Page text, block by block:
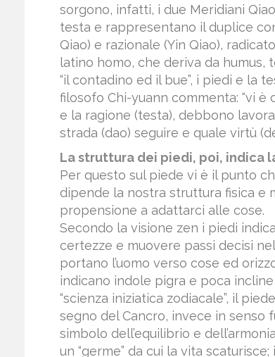
sorgono, infatti, i due Meridiani
testa e rappresentano il duplice
Qiao) e razionale (Yin Qiao),
latino homo, che deriva da humus,
“il contadino ed il bue”, i piedi e la
filosofo Chi-yuann commenta: “vi è
e la ragione (testa), debbono
strada (dao) seguire e quale virtù
La struttura dei piedi, poi, indica
Per questo sul piede vi è il punto
dipende la nostra struttura fisica e
propensione a adattarci alle cose.
Secondo la visione zen i piedi
certezze e muovere passi decisi
portano l’uomo verso cose ed
indicano indole pigra e poca
“scienza iniziatica zodiacale”, il
segno del Cancro, invece in senso
simbolo dell’equilibrio e
un “germe” da cui la vita